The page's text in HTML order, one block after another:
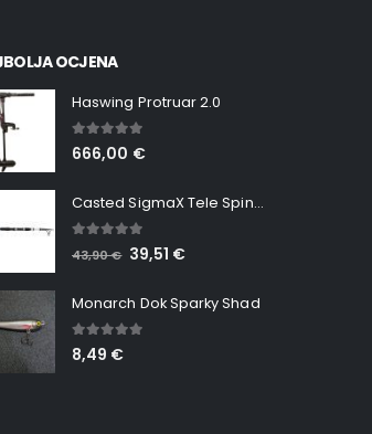
OCJENA
Haswing Protruar 2.0
5.00 out of 5
666,00 €
Casted SigmaX Tele Spin, 300cm, 40-80gr
out of 5
43,90€ 39,51 €
Monarch Dok Sparky Shad
5.00 out of 5
8,49 €